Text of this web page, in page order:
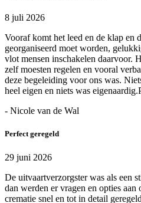
8 juli 2026
Vooraf komt het leed en de klap en
georganiseerd moet worden,
vlot mensen inschakelen daarvoor.
zelf moesten regelen en vooral
deze begeleiding voor ons was.
heel eigen en niets was
- Nicole van de Wal
Perfect geregeld
29 juni 2026
De uitvaartverzorgster was als een
dan werden er vragen en opties
crematie snel en tot in detail